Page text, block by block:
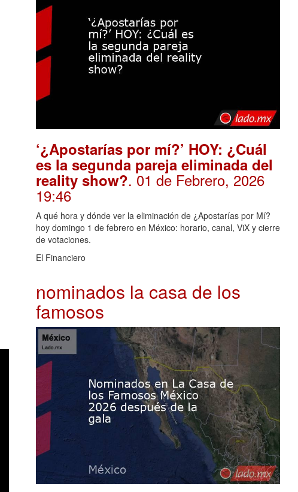
‘¿Apostarías por mí?’ HOY: ¿Cuál
es la segunda pareja eliminada del
reality show?. 01 de Febrero, 2026
19:46
A qué hora y dónde ver la eliminación de ¿Apostarías por Mí?
hoy domingo 1 de febrero en México: horario, canal, ViX y cierre
de votaciones.
El Financiero
nominados la casa de los
famosos